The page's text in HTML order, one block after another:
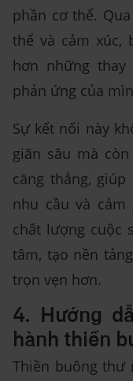
phần cơ thể.
thể và cảm xúc,
hơn những
phản ứng của
Sự kết nối này
giãn sâu mà
căng thẳng,
nhu cầu và
chất lượng cuộc
tâm, tạo nền
trọn vẹn hơn.
4. Hướng
hành thiền
Thiền buông thư